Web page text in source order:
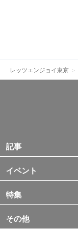
レッツエンジョイ東京
記事
イベント
特集
その他